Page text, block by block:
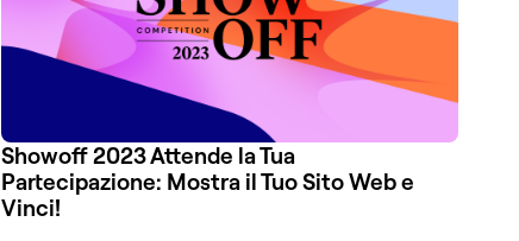
Showoff 2023 Attende la Tua
Partecipazione: Mostra il Tuo Sito Web e
Vinci!